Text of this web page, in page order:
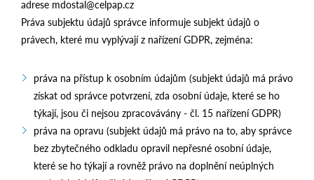
adrese mdostal@celpap.cz
Práva subjektu údajů správce informuje subjekt údajů o
právech, které mu vyplývají z nařízení GDPR, zejména:
práva na přístup k osobním údajům (subjekt údajů má právo
získat od správce potvrzení, zda osobní údaje, které se ho
týkají, jsou či nejsou zpracovávány - čl. 15 nařízení GDPR)
práva na opravu (subjekt údajů má právo na to, aby správce
bez zbytečného odkladu opravil nepřesné osobní údaje,
které se ho týkají a rovněž právo na doplnění neúplných